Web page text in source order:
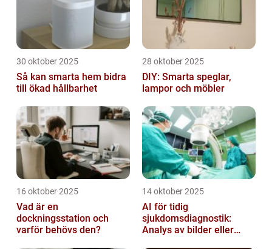
30 oktober 2025
Så kan smarta hem bidra
till ökad hållbarhet
28 oktober 2025
DIY: Smarta speglar,
lampor och möbler
16 oktober 2025
Vad är en
dockningsstation och
varför behövs den?
14 oktober 2025
AI för tidig
sjukdomsdiagnostik:
Analys av bilder eller